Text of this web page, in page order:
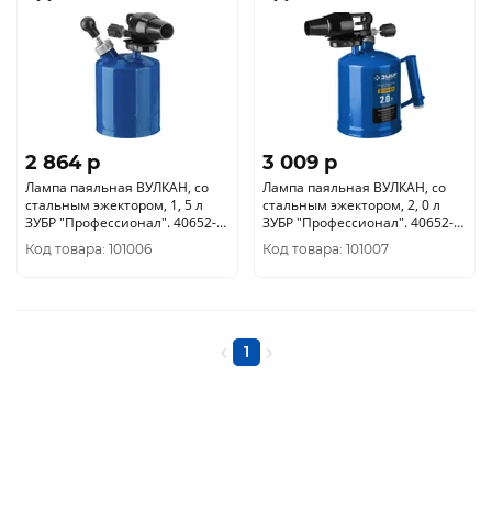
2 864 p
Лампа паяльная ВУЛКАН, со
стальным эжектором, 1, 5 л
ЗУБР "Профессионал". 40652-
1.5_z02
Код товара: 101006
3 009 p
Лампа паяльная ВУЛКАН, со
стальным эжектором, 2, 0 л
ЗУБР "Профессионал". 40652-
2.0_z02
Код товара: 101007
1